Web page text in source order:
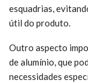
esquadrias,
útil do produto.
Outro aspecto
de alumínio, que
necessidades